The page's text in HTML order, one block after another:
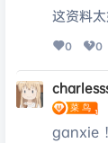
这资料
0 0
ganxie ！